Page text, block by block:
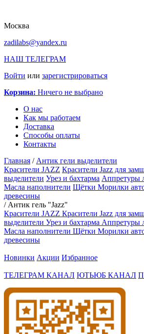
Москва
zadilabs@yandex.ru
НАШ ТЕЛЕГРАМ
Войти или зарегистрироваться
Корзина: Ничего не выбрано
О нас
Как мы работаем
Доставка
Способы оплаты
Контакты
Главная / Антик гели выделители
Красители JAZZ Красители Jazz для
выделители Урез и бахтарма Аппретуры
Масла наполнители Щётки Морилки
древесины
/ Антик гель "Jazz"
Красители JAZZ Красители Jazz для
выделители Урез и бахтарма Аппретуры
Масла наполнители Щётки Морилки
древесины
Новинки Акции Избранное
ТЕЛЕГРАМ КАНАЛ ЮТЬЮБ КАНАЛ